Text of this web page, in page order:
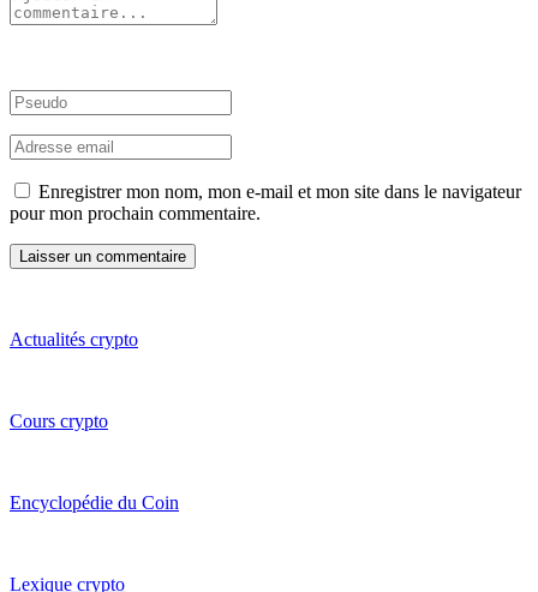
Enregistrer mon nom, mon e-mail et mon site dans le navigateur
pour mon prochain commentaire.
Actualités crypto
Cours crypto
Encyclopédie du Coin
Lexique crypto